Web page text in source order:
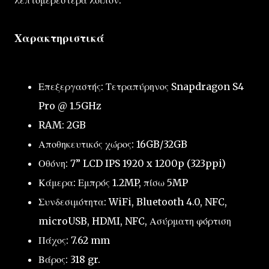
Χαρακτηριστικά
Επεξεργαστής: Τετραπύρηνος Snapdragon S4
Pro @ 1.5GHz
RAM: 2GB
Αποθηκευτικός χώρος: 16GB/32GB
Οθόνη: 7” LCD IPS 1920 x 1200p (323ppi)
Κάμερα: Εμπρός 1.2MP, πίσω 5MP
Συνδεσιμότητα: WiFi, Bluetooth 4.0, NFC,
microUSB, HDMI, NFC, Ασύρματη φόρτιση
Πάχος: 7.62 mm
Βάρος: 318 gr.